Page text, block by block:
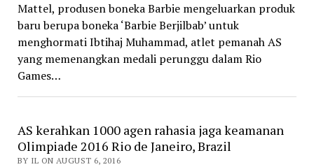
Mattel, produsen boneka Barbie mengeluarkan produk
baru berupa boneka ‘Barbie Berjilbab’ untuk
menghormati Ibtihaj Muhammad, atlet pemanah AS
yang memenangkan medali perunggu dalam Rio
Games…
AS kerahkan 1000 agen rahasia jaga keamanan
Olimpiade 2016 Rio de Janeiro, Brazil
BY IL ON AUGUST 6, 2016